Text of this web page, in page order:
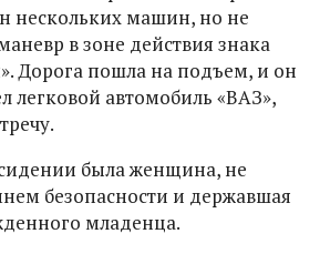
нескольких машин, но не
в зоне действия знака
Дорога пошла на подъем, и он
легковой автомобиль «ВАЗ»,
была женщина, не
безопасности и державшая
младенца.